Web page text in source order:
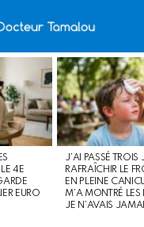
4E
EURO
J’AI PASSÉ TROIS
RAFRAÎCHIR LE
EN PLEINE
M’A MONTRÉ
JE N’AVAIS